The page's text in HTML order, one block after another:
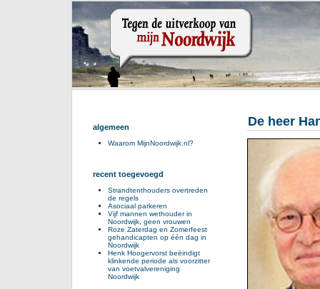
De heer
algemeen
Waarom MijnNoordwijk.nl?
recent toegevoegd
Strandtenthouders overtreden
de regels
Asociaal parkeren
Vijf mannen wethouder in
Noordwijk, geen vrouwen
Roze Zaterdag en Zomerfeest
gehandicapten op één dag in
Noordwijk
Henk Hoogervorst beëindigt
klinkende periode als voorzitter
van voetvalvereniging
Noordwijk